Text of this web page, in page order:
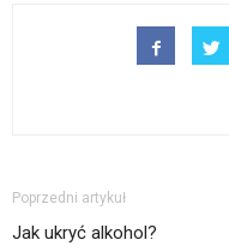
Poprzedni artykuł
Jak ukryć alkohol?